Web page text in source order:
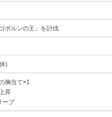
ボルンの王」を討伐
)
胸当て×1
昇
ーブ